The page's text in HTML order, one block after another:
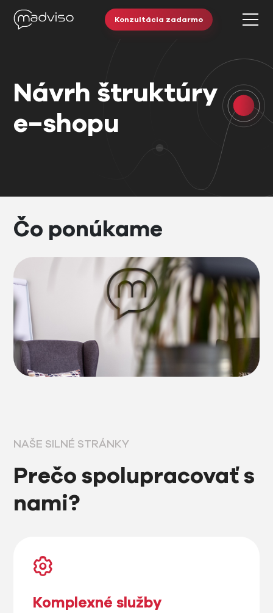
Konzultácia zadarmo
Návrh štruktúry
e−shopu
Čo ponúkame
NAŠE SILNÉ STRÁNKY
Prečo spolupracovať s
nami?
Komplexné služby